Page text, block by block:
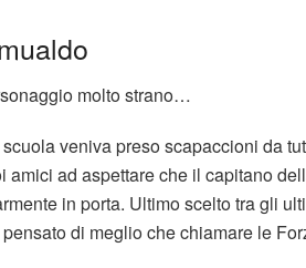
molto strano…
veniva preso scapaccioni da
amici ad aspettare che il capitano
in porta. Ultimo scelto tra gli
di meglio che chiamare le